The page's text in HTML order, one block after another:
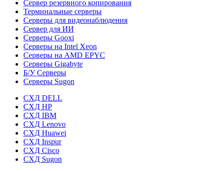
Сервер резервного копирования
Терминальные серверы
Серверы для видеонаблюдения
Сервер для ИИ
Серверы Gooxi
Серверы на Intel Xeon
Серверы на AMD EPYC
Серверы Gigabyte
Б/У Серверы
Серверы Sugon
СХД DELL
СХД HP
СХД IBM
СХД Lenovo
СХД Huawei
СХД Inspur
СХД Cisco
СХД Sugon